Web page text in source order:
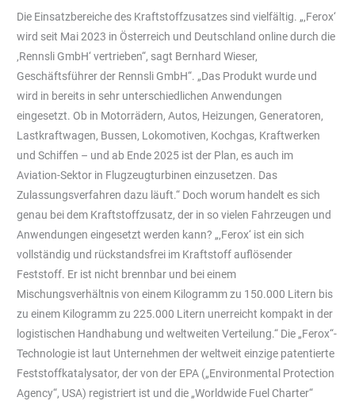
Die Einsatzbereiche des Kraftstoffzusatzes sind vielfältig. „‚Ferox‘
wird seit Mai 2023 in Österreich und Deutschland online durch die
‚Rennsli GmbH‘ vertrieben“, sagt Bernhard Wieser,
Geschäftsführer der Rennsli GmbH“. „Das Produkt wurde und
wird in bereits in sehr unterschiedlichen Anwendungen
eingesetzt. Ob in Motorrädern, Autos, Heizungen, Generatoren,
Lastkraftwagen, Bussen, Lokomotiven, Kochgas, Kraftwerken
und Schiffen – und ab Ende 2025 ist der Plan, es auch im
Aviation-Sektor in Flugzeugturbinen einzusetzen. Das
Zulassungsverfahren dazu läuft.“ Doch worum handelt es sich
genau bei dem Kraftstoffzusatz, der in so vielen Fahrzeugen und
Anwendungen eingesetzt werden kann? „‚Ferox‘ ist ein sich
vollständig und rückstandsfrei im Kraftstoff auflösender
Feststoff. Er ist nicht brennbar und bei einem
Mischungsverhältnis von einem Kilogramm zu 150.000 Litern bis
zu einem Kilogramm zu 225.000 Litern unerreicht kompakt in der
logistischen Handhabung und weltweiten Verteilung.“ Die „Ferox“-
Technologie ist laut Unternehmen der weltweit einzige patentierte
Feststoffkatalysator, der von der EPA („Environmental Protection
Agency“, USA) registriert ist und die „Worldwide Fuel Charter“